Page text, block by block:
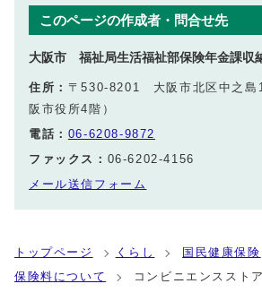
このページの作成者・問合せ先
大阪市 福祉局生活福祉部保険年金課収
住所： 〒530-8201 大阪市北区中之島
阪市役所4階）
電話： 06-6208-9872
ファックス： 06-6202-4156
メール送信フォーム
トップページ くらし
国民健康保険
保険料について
コンビニエンススト